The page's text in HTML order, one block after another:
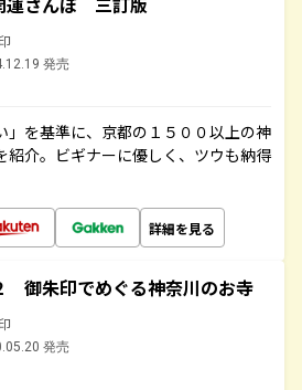
発売
」を基準に、京都の１５００以上の神
紹介。ビギナーに優しく、ツウも納得
詳細を見る
御朱印でめぐる神奈川のお寺
発売